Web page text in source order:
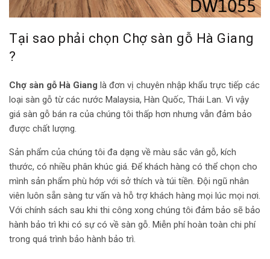
Tại sao phải chọn Chợ sàn gỗ Hà Giang
?
Chợ sàn gỗ Hà Giang là đơn vị chuyên nhập khẩu trực tiếp các
loại sàn gỗ từ các nước Malaysia, Hàn Quốc, Thái Lan. Vì vậy
giá sàn gỗ bán ra của chúng tôi thấp hơn nhưng vẫn đảm bảo
được chất lượng.
Sản phẩm của chúng tôi đa dạng về màu sắc vân gỗ, kích
thước, có nhiều phân khúc giá. Để khách hàng có thể chọn cho
mình sản phẩm phù hớp với sở thích và túi tiền. Đội ngũ nhân
viên luôn sẵn sàng tư vấn và hỗ trợ khách hàng mọi lúc mọi nơi.
Với chính sách sau khi thi công xong chúng tôi đảm bảo sẽ bảo
hành bảo trì khi có sự có về sàn gỗ. Miễn phí hoàn toàn chi phí
trong quá trình bảo hành bảo trì.